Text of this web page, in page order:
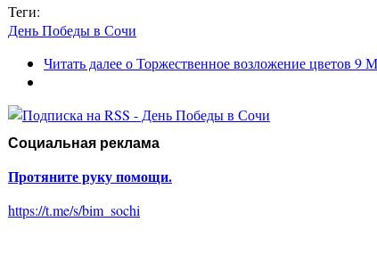
Теги:
День Победы в Сочи
Читать далеео Торжественное возложение цветов 9
Социальная реклама
Протяните руку помощи.
https://t.me/s/bim_sochi